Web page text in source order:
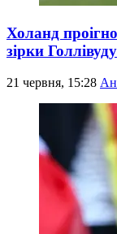
Холанд
зірки
21 червня, 15:28